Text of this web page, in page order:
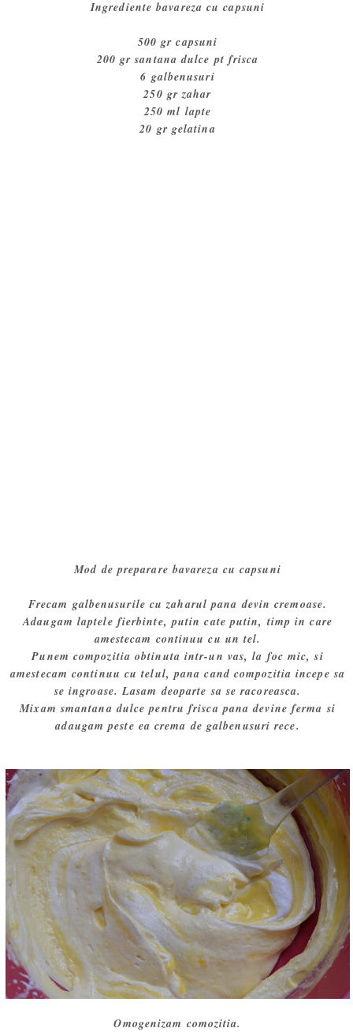
Ingrediente bavareza cu capsuni
500 gr capsuni
200 gr santana dulce pt frisca
6 galbenusuri
250 gr zahar
250 ml lapte
20 gr gelatina
Mod de preparare bavareza cu capsuni
Frecam galbenusurile cu zaharul pana devin cremoase.
Adaugam laptele fierbinte, putin cate putin, timp in care
amestecam continuu cu un tel.
Punem compozitia obtinuta intr-un vas, la foc mic, si
amestecam continuu cu telul, pana cand compozitia incepe sa
se ingroase. Lasam deoparte sa se racoreasca.
Mixam smantana dulce pentru frisca pana devine ferma si
adaugam peste ea crema de galbenusuri rece.
Omogenizam comozitia.